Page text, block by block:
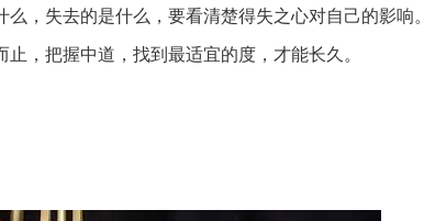
，失去的是什么，要看清楚得失之心对自己的影响。
，把握中道，找到最适宜的度，才能长久。